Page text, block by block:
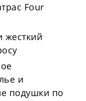
Four
и
подушки по